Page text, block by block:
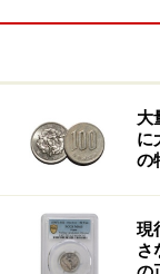
大
に
の
現
さ